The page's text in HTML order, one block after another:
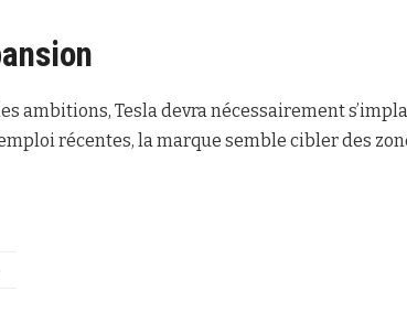
ambitions, Tesla devra nécessairement
récentes, la marque semble cibler des